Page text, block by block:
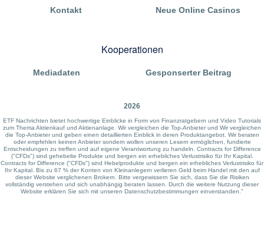
Kontakt Neue Online Casinos
Kooperationen
Mediadaten Gesponserter Beitrag
2026
ETF Nachrichten bietet hochwertige Einblicke in Form von Finanzratgebern und Video Tutorials
zum Thema Aktienkauf und Aktienanlage. Wir vergleichen die Top-Anbieter und Wir vergleichen
die Top-Anbieter und geben einen detaillierten Einblick in deren Produktangebot. Wir beraten
oder empfehlen keinen Anbieter sondern wollen unseren Lesern ermöglichen, fundierte
Entscheidungen zu treffen und auf eigene Verantwortung zu handeln. Contracts for Difference
("CFDs") sind gehebelte Produkte und bergen ein erhebliches Verlustrisiko für Ihr Kapital.
Contracts for Difference ("CFDs") sind Hebelprodukte und bergen ein erhebliches Verlustrisiko für
Ihr Kapital. Bis zu 67 % der Konten von Kleinanlegern verlieren Geld beim Handel mit den auf
dieser Website verglichenen Brokern. Bitte vergewissern Sie sich, dass Sie die Risiken
vollständig verstehen und sich unabhängig beraten lassen. Durch die weitere Nutzung dieser
Website erklären Sie sich mit unseren Datenschutzbestimmungen einverstanden."